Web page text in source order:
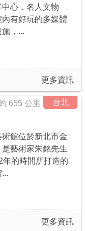
中心．名人文物
內有好玩的多媒體
，...
更多資訊
台北
655 公里
術館位於新北市金
是藝術家朱銘先生
年的時間所打造的
更多資訊